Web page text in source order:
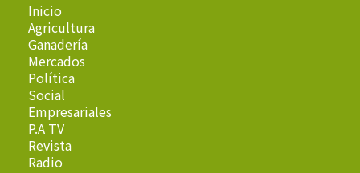
Inicio
Agricultura
Ganadería
Mercados
Política
Social
Empresariales
P.A TV
Revista
Radio